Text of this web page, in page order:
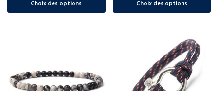
Choix des options Choix des options